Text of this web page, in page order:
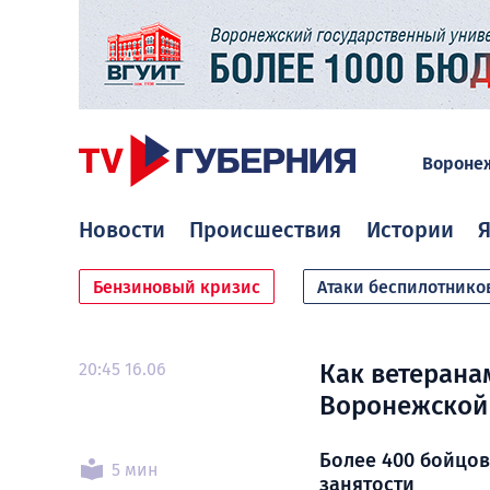
Новости Происшествия Истории
Бензиновый кризис Атаки
20:45 16.06
5 мин
Как
Более 400
занятости